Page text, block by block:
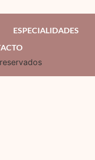
ESPECIALIDADES